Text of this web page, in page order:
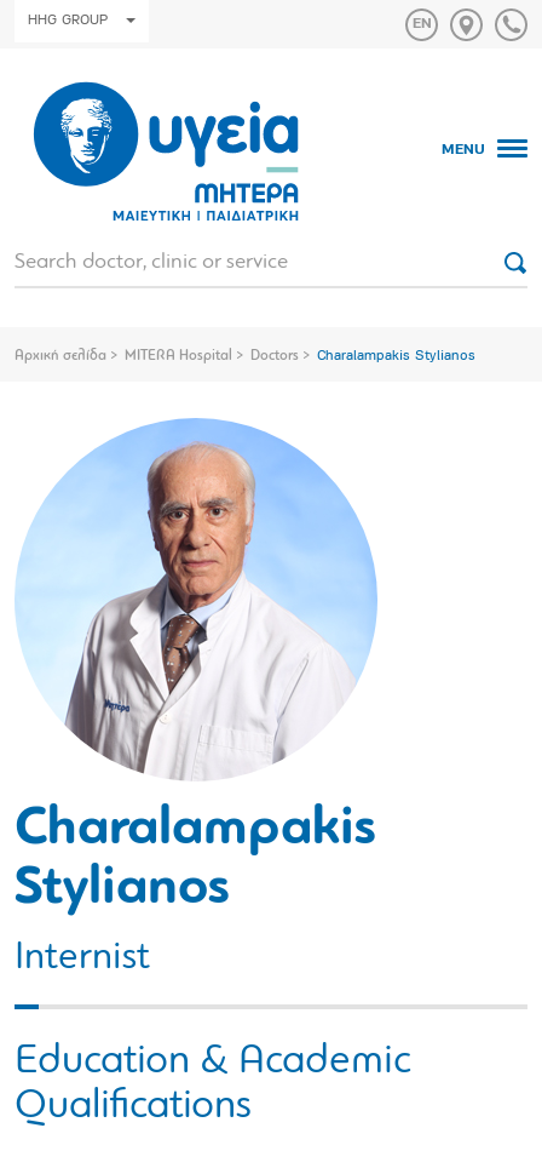
HHG GROUP
MENU
Αρχική σελίδα MITERA Hospital Doctors Charalampakis Stylianos
Charalampakis
Stylianos
Internist
Education & Academic
Qualifications